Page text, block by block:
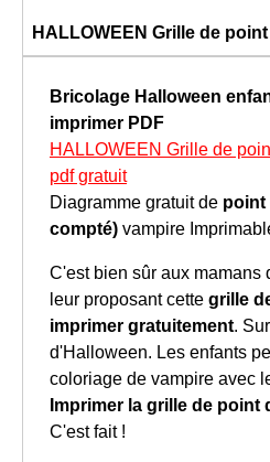
HALLOWEEN Grille de
Bricolage Halloween
imprimer PDF
HALLOWEEN Grille de
pdf gratuit
Diagramme gratuit de point
compté) vampire
C'est bien sûr aux mamans
leur proposant cette grille
imprimer gratuitement.
d'Halloween. Les enfants
coloriage de vampire avec
Imprimer la grille de point
C'est fait !